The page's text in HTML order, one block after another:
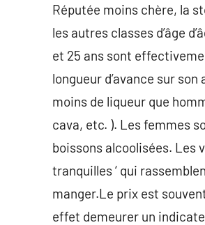
Réputée moins chère, la
les autres classes d’âge
et 25 ans sont
longueur d’avance sur
moins de liqueur que
cava, etc. ). Les femmes
boissons alcoolisées. Les
tranquilles ‘ qui
manger.Le prix est
effet demeurer un